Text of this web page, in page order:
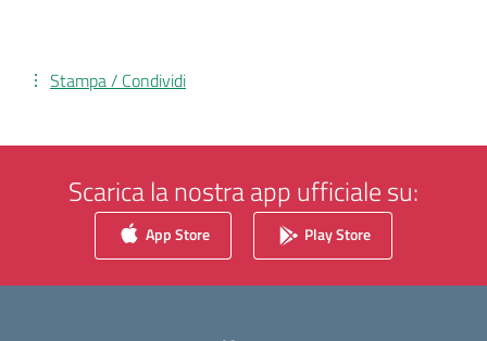
Stampa / Condividi
Scarica la nostra app ufficiale su:
App Store Play Store